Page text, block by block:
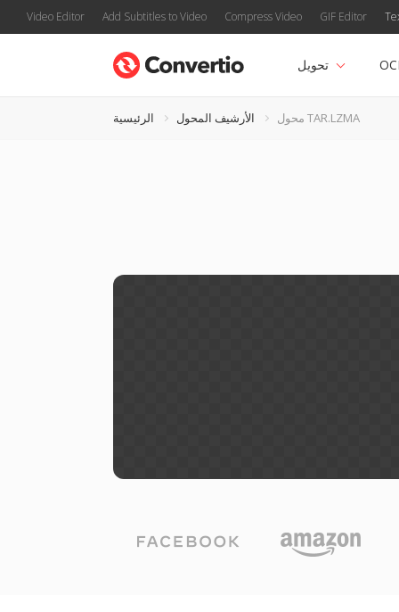
Video Editor Add Subtitles to Video Compress Video GIF Editor
تحويل
الرئيسية الأرشيف المحول محول TAR.LZMA